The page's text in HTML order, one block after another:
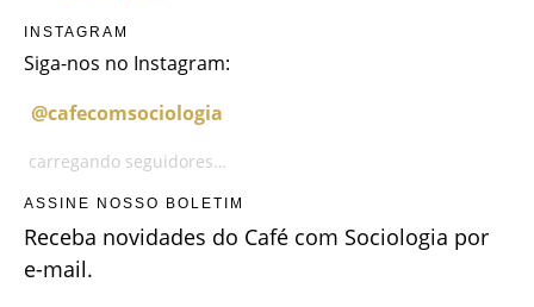
INSTAGRAM
Siga-nos no Instagram:
@cafecomsociologia
carregando seguidores…
ASSINE NOSSO BOLETIM
Receba novidades do Café com Sociologia por
e-mail.